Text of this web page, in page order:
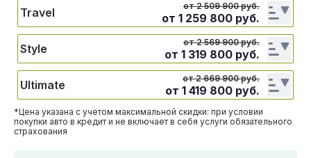
Travel от 2 509 900 руб.
от 1 259 800 руб.
Style от 2 569 900 руб.
от 1 319 800 руб.
Ultimate от 2 669 900 руб.
от 1 419 800 руб.
*Цена указана с учетом максимальной скидки: при условии
покупки авто в кредит и не включает в себя услуги обязательного
страхования